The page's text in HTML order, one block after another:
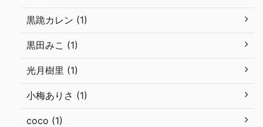
黒跪カレン (1)
黒田みこ (1)
光月樹里 (1)
小梅ありさ (1)
coco (1)